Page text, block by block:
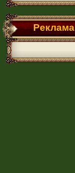
Реклама